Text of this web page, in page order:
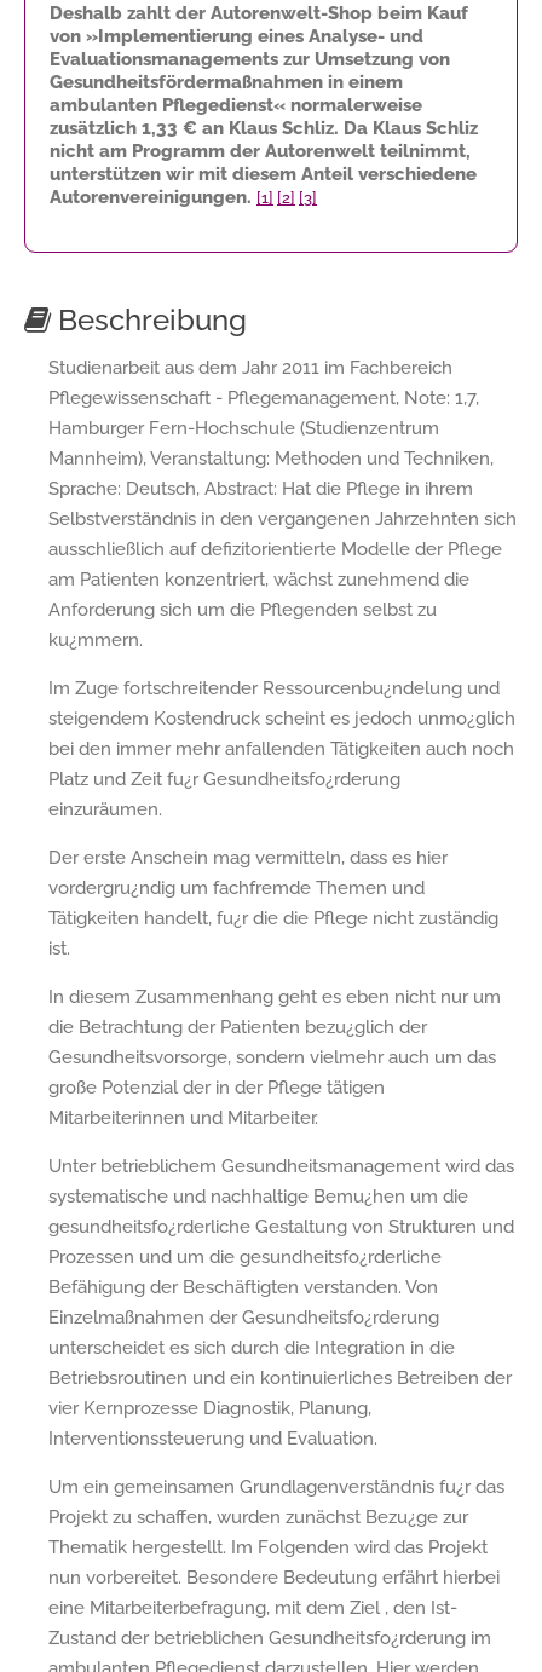
Deshalb zahlt der Autorenwelt-Shop beim Kauf
von »Implementierung eines Analyse- und
Evaluationsmanagements zur Umsetzung von
Gesundheitsfördermaßnahmen in einem
ambulanten Pflegedienst« normalerweise
zusätzlich 1,33 € an Klaus Schliz. Da Klaus Schliz
nicht am Programm der Autorenwelt teilnimmt,
unterstützen wir mit diesem Anteil verschiedene
Autorenvereinigungen. [1] [2] [3]
Beschreibung
Studienarbeit aus dem Jahr 2011 im Fachbereich
Pflegewissenschaft - Pflegemanagement, Note: 1,7,
Hamburger Fern-Hochschule (Studienzentrum
Mannheim), Veranstaltung: Methoden und Techniken,
Sprache: Deutsch, Abstract: Hat die Pflege in ihrem
Selbstverständnis in den vergangenen Jahrzehnten sich
ausschließlich auf defizitorientierte Modelle der Pflege
am Patienten konzentriert, wächst zunehmend die
Anforderung sich um die Pflegenden selbst zu
ku¿mmern.
Im Zuge fortschreitender Ressourcenbu¿ndelung und
steigendem Kostendruck scheint es jedoch unmo¿glich
bei den immer mehr anfallenden Tätigkeiten auch noch
Platz und Zeit fu¿r Gesundheitsfo¿rderung
einzuräumen.
Der erste Anschein mag vermitteln, dass es hier
vordergru¿ndig um fachfremde Themen und
Tätigkeiten handelt, fu¿r die die Pflege nicht zuständig
ist.
In diesem Zusammenhang geht es eben nicht nur um
die Betrachtung der Patienten bezu¿glich der
Gesundheitsvorsorge, sondern vielmehr auch um das
große Potenzial der in der Pflege tätigen
Mitarbeiterinnen und Mitarbeiter.
Unter betrieblichem Gesundheitsmanagement wird das
systematische und nachhaltige Bemu¿hen um die
gesundheitsfo¿rderliche Gestaltung von Strukturen und
Prozessen und um die gesundheitsfo¿rderliche
Befähigung der Beschäftigten verstanden. Von
Einzelmaßnahmen der Gesundheitsfo¿rderung
unterscheidet es sich durch die Integration in die
Betriebsroutinen und ein kontinuierliches Betreiben der
vier Kernprozesse Diagnostik, Planung,
Interventionssteuerung und Evaluation.
Um ein gemeinsamen Grundlagenverständnis fu¿r das
Projekt zu schaffen, wurden zunächst Bezu¿ge zur
Thematik hergestellt. Im Folgenden wird das Projekt
nun vorbereitet. Besondere Bedeutung erfährt hierbei
eine Mitarbeiterbefragung, mit dem Ziel , den Ist-
Zustand der betrieblichen Gesundheitsfo¿rderung im